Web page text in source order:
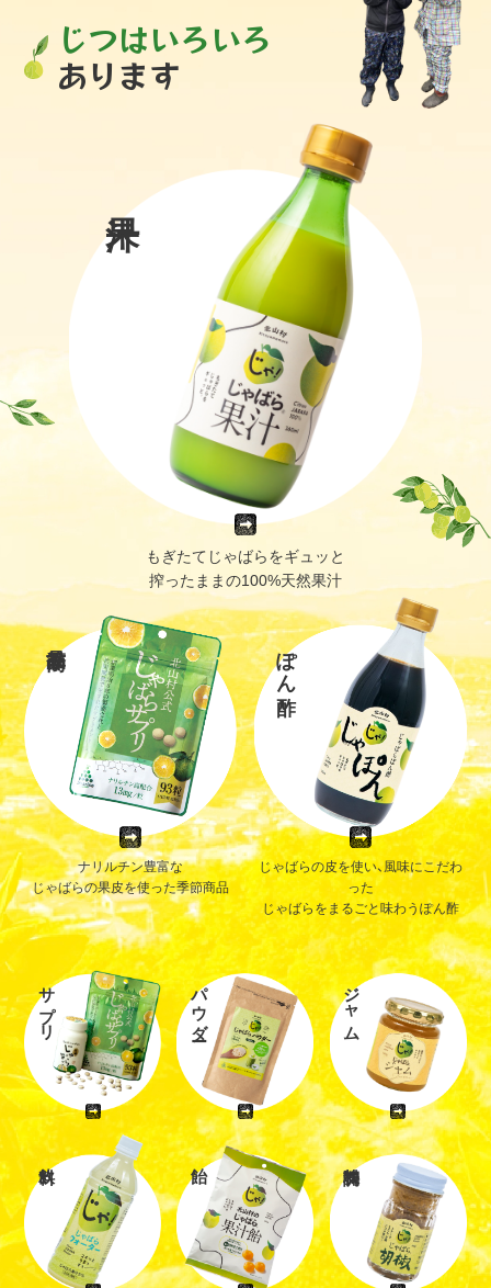
じつはいろいろ
あります
もぎたてじゃばらをギュッと
搾ったままの100%天然果汁
ナリルチン豊富な
じゃばらの果皮を使った季節商品
ぽん酢
じゃばらの皮を使い、風味にこだわ
った
じゃばらをまるごと味わうぽん酢
サプリ パウダー ジャム